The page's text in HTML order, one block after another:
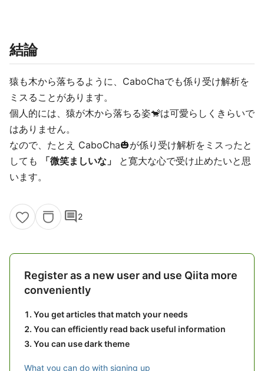
結論
猿も木から落ちるように、CaboChaでも係り受け解析を
ミスることがあります。
個人的には、猿が木から落ちる姿🐒は可愛らしくきらいで
はありません。
なので、たとえ CaboCha🎃が係り受け解析をミスったと
しても
「微笑ましいな」
と寛大な心で受け止めたいと思
います。
comment2
Register as a new user and use Qiita more
conveniently
You get articles that match your needs
You can efficiently read back useful information
You can use dark theme
What you can do with signing up